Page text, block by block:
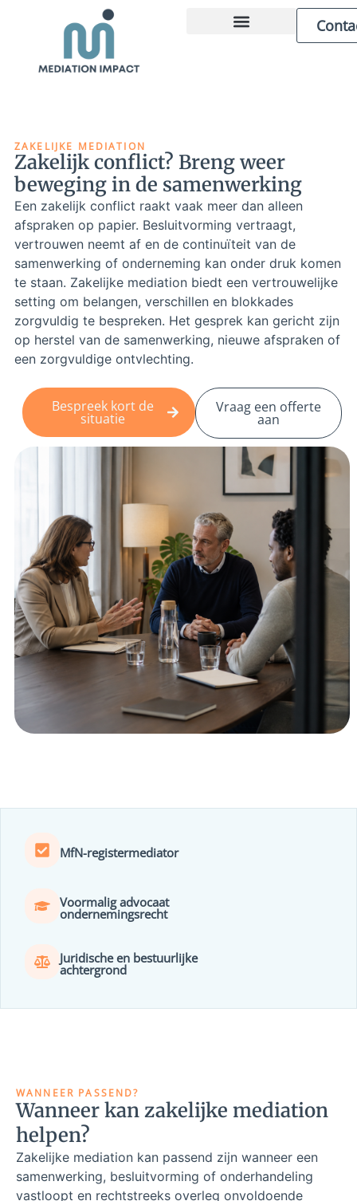
ZAKELIJKE MEDIATION
Zakelijk conflict? Breng weer
beweging in de samenwerking
Een zakelijk conflict raakt vaak meer dan alleen
afspraken op papier. Besluitvorming vertraagt,
vertrouwen neemt af en de continuïteit van de
samenwerking of onderneming kan onder druk komen
te staan. Zakelijke mediation biedt een vertrouwelijke
setting om belangen, verschillen en blokkades
zorgvuldig te bespreken. Het gesprek kan gericht zijn
op herstel van de samenwerking, nieuwe afspraken of
een zorgvuldige ontvlechting.
Bespreek kort de
situatie
Vraag een offerte
aan
MfN-registermediator
Voormalig advocaat
ondernemingsrecht
Juridische en bestuurlijke
achtergrond
WANNEER PASSEND?
Wanneer kan zakelijke mediation
helpen?
Zakelijke mediation kan passend zijn wanneer een
samenwerking, besluitvorming of onderhandeling
vastloopt en rechtstreeks overleg onvoldoende